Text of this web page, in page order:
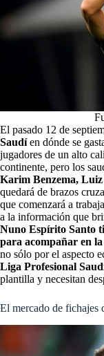
El pasado 12 de
Saudíen dónde se
jugadores de un alto
continente, pero los
Karim Benzema,
quedará de brazos
que comenzará a
a la información que
Nuno Espírito Santo
para acompañar en
no sólo por el aspecto
Liga Profesional
plantilla y necesitan
El mercado de fichajes